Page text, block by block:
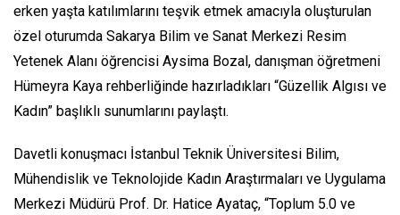
erken yaşta katılımlarını teşvik etmek amacıyla oluşturulan
özel oturumda Sakarya Bilim ve Sanat Merkezi Resim
Yetenek Alanı öğrencisi Aysima Bozal, danışman öğretmeni
Hümeyra Kaya rehberliğinde hazırladıkları “Güzellik Algısı ve
Kadın” başlıklı sunumlarını paylaştı.
Davetli konuşmacı İstanbul Teknik Üniversitesi Bilim,
Mühendislik ve Teknolojide Kadın Araştırmaları ve Uygulama
Merkezi Müdürü Prof. Dr. Hatice Ayataç, “Toplum 5.0 ve